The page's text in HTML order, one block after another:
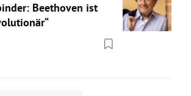
Beethoven ist